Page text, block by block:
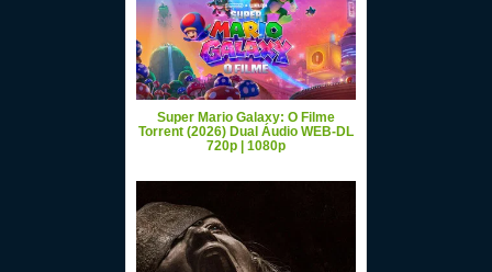
Super Mario Galaxy: O Filme
Torrent (2026) Dual Áudio WEB-DL
720p | 1080p